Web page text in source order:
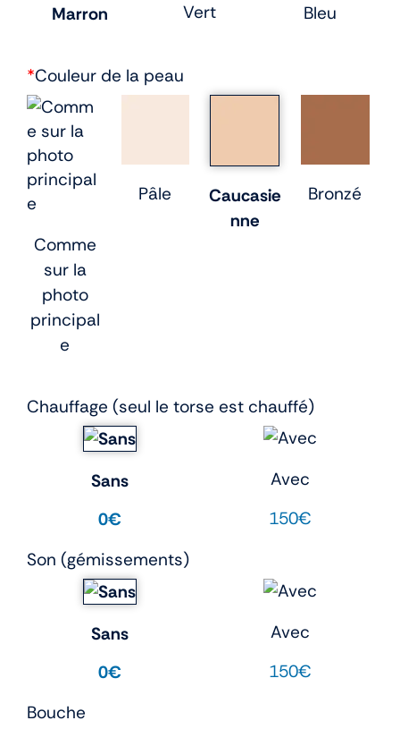
Marron Vert Bleu
*Couleur de la peau
Comme
sur la
photo
principal
e
Pâle
Caucasie
nne
Bronzé
Chauffage (seul le torse est chauffé)
Sans
0€
Avec
150€
Son (gémissements)
Sans
0€
Avec
150€
Bouche